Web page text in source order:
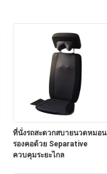
ที่นั่งรถสะดวกสบายนวดหมอน
รองคอด้วย Separative
ควบคุมระยะไกล